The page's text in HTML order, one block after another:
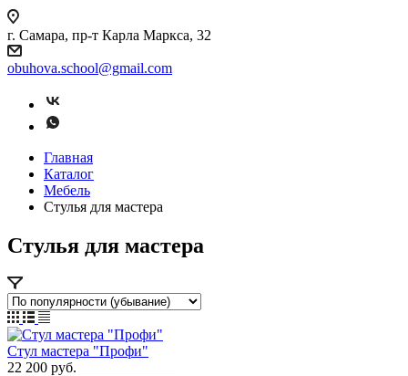
г. Самара, пр-т Карла Маркса, 32
obuhova.school@gmail.com
Главная
Каталог
Мебель
Стулья для мастера
Стулья для мастера
Стул мастера "Профи"
22 200 руб.